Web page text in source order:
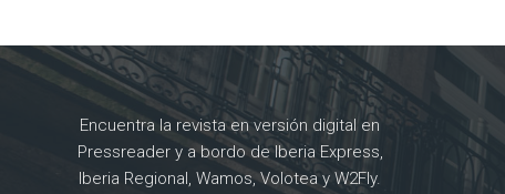
Encuentra la revista en versión digital en
Pressreader y a bordo de Iberia Express,
Iberia Regional, Wamos, Volotea y W2Fly.